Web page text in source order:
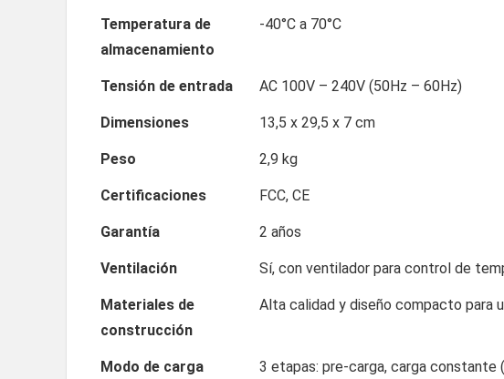
Temperatura de
almacenamiento
-40°C a 70°C
Tensión de entrada AC 100V – 240V (50Hz – 60Hz)
Dimensiones 13,5 x 29,5 x 7 cm
Peso 2,9 kg
Certificaciones FCC, CE
Garantía 2 años
Ventilación Sí, con ventilador para control de
Materiales de
construcción
Alta calidad y diseño compacto para
Modo de carga
3 etapas: pre-carga, carga constante